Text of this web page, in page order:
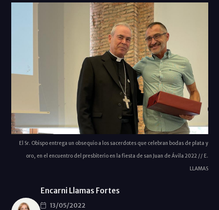
El Sr. Obispo entrega un obsequio a los sacerdotes que celebran bodas de plata y
oro, en el encuentro del presbiterio en la fiesta de san Juan de Ávila 2022 // E.
LLAMAS
Encarni Llamas Fortes
13/05/2022